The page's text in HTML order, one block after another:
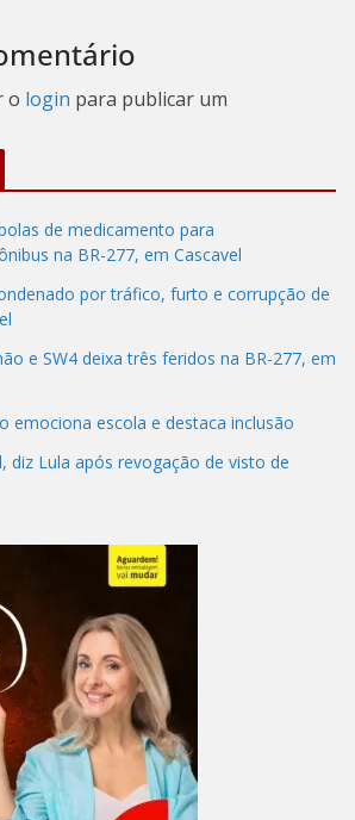
o login para publicar um
de medicamento para
na BR-277, em Cascavel
por tráfico, furto e corrupção de
e SW4 deixa três feridos na BR-277, em
emociona escola e destaca inclusão
diz Lula após revogação de visto de